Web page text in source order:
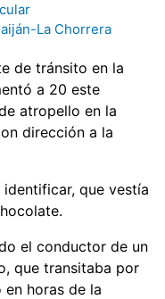
La Chorrera
de tránsito en la
a 20 este
atropello en la
dirección a la
que vestía
el conductor de un
que transitaba por
horas de la